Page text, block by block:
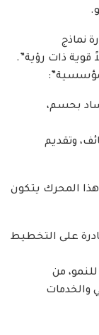
نماذج
قوية ذات رؤية”.
بحسم،
وتقديم
المحرك يتكون
على التخطيط
من
والخدمات